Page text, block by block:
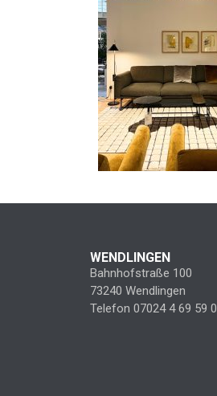
WENDLINGEN
Bahnhofstraße 100
73240 Wendlingen
Telefon 07024 4 69 59 0